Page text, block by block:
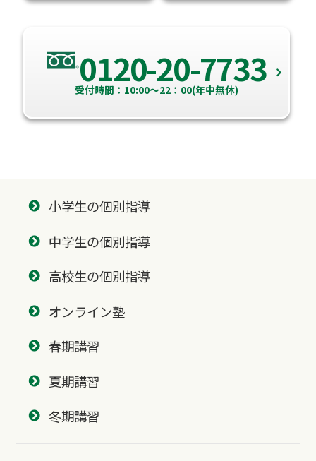
0120-20-7733
受付時間：10:00～22：00(年中無休)
小学生の個別指導
中学生の個別指導
高校生の個別指導
オンライン塾
春期講習
夏期講習
冬期講習